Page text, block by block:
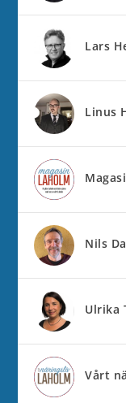
Lars
Linus
Nils
Ulrika
Vårt